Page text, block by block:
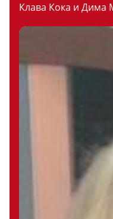
Клава Кока и Дима